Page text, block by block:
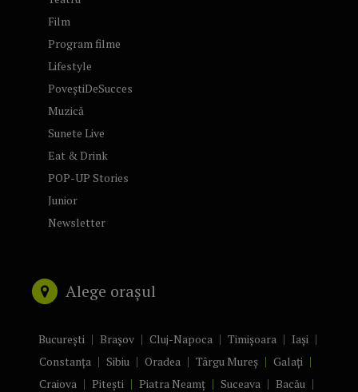
Film
Program filme
Lifestyle
PoveștiDeSucces
Muzică
Sunete Live
Eat & Drink
POP-UP Stories
Junior
Newsletter
Alege orașul
București Brașov Cluj-Napoca Timișoara
Iași
Constanța
Sibiu Oradea Târgu Mureș
Galați
Craiova
Pitești Piatra Neamț Suceava
Bacău